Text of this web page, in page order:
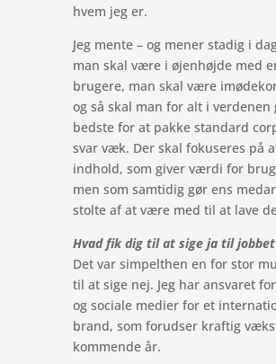
hvem jeg er.
Jeg mente – og mener stadig i
man skal være i øjenhøjde med
brugere, man skal være
og så skal man for alt i verdenen
bedste for at pakke standard
svar væk. Der skal fokuseres på
indhold, som giver værdi for
men som samtidig gør ens
stolte af at være med til at lave
Hvad fik dig til at sige ja til
Det var simpelthen en for stor
til at sige nej. Jeg har ansvaret
og sociale medier for et
brand, som forudser kraftig
kommende år.